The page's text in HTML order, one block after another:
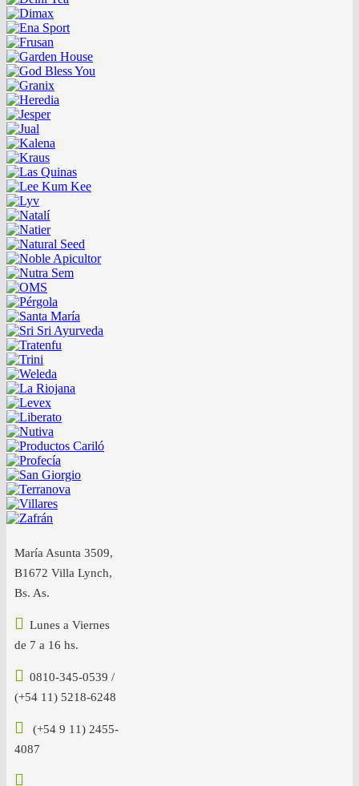
María Asunta 3509,
B1672 Villa Lynch,
Bs. As.
Lunes a Viernes
de 7 a 16 hs.
0810-345-0539 /
(+54 11) 5218-6248
(+54 9 11) 2455-
4087